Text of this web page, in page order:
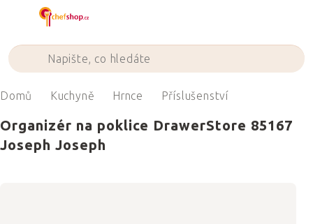
Domů Kuchyně Hrnce Příslušenství
Organizér na poklice DrawerStore 85167
Joseph Joseph